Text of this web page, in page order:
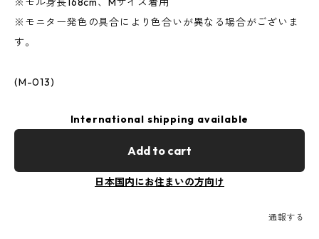
※モニター発色の具合により色合いが異なる場合がございま
す。
(M-013)
International shipping available
Add to cart
日本国内にお住まいの方向け
通報する